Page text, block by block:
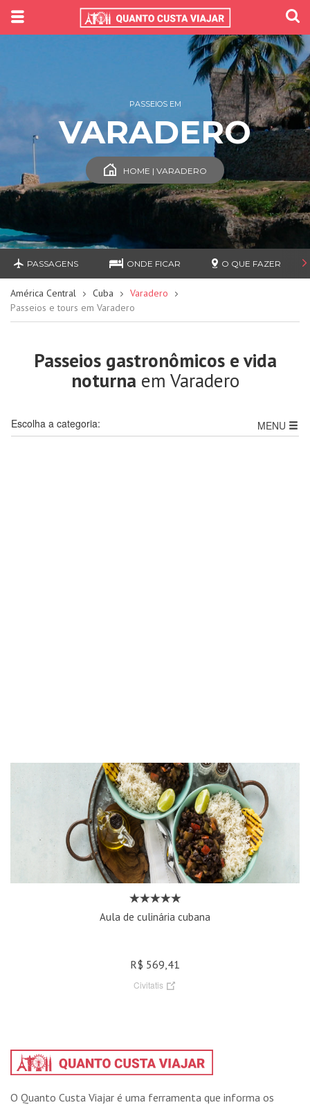
PASSEIOS EM
VARADERO
HOME | VARADERO
PASSAGENS ONDE FICAR O QUE FAZER
América Central Cuba
Varadero
Passeios e tours em Varadero
Passeios gastronômicos e vida
noturna em Varadero
MENU
Escolha a categoria:
Aula de culinária cubana
R$ 569,41
Civitatis
O Quanto Custa Viajar é uma ferramenta que informa os